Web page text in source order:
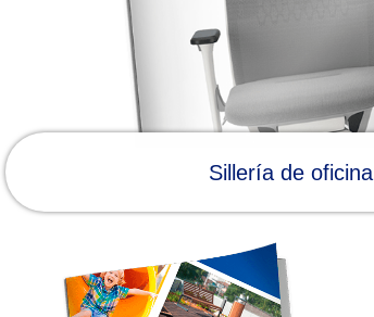
Sillería de oficina